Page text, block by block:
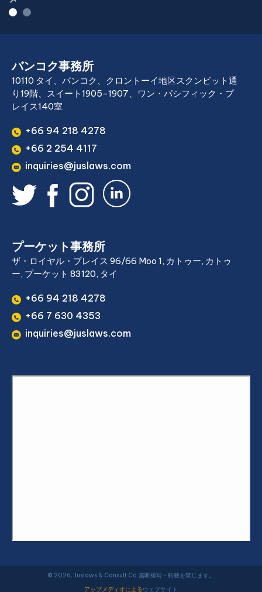
バンコク事務所
10110 タイ、バンコク、クロントーイ地区スクンビット通
り19階、スイート1905-1907、ワン・パシフィック・プ
レイス140室
+66 94 218 4278
+66 2 254 4117
inquiries@juslaws.com
プーケット事務所
ザ・ロイヤル・プレイス 96/66 Moo 1, カトゥー, カトゥ
ー, プーケット 83120, タイ
+66 94 218 4278
+66 7 630 4353
inquiries@juslaws.com
© 2026, Juslaws & Consult Co.無断複写・転載を禁じます。
アップメディオによるウェブサイト